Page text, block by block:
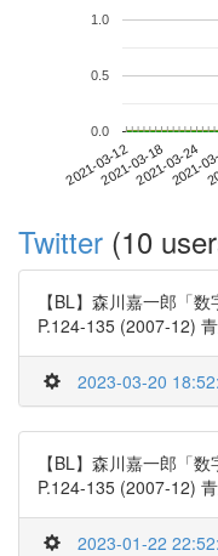
2021-03-122021-03-182021-03-24
2021-
0.0
0.5
1.0
Twitter (10
【BL】森川嘉一郎「
P.124-135 (2007-12)
2023-03-20
【BL】森川嘉一郎「
P.124-135 (2007-12)
2023-01-22